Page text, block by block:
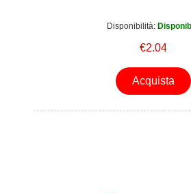
Disponibilità:
€2.04
Acquista